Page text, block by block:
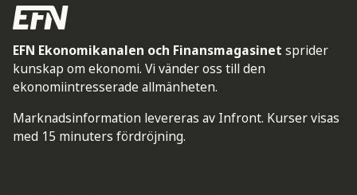
EFN Ekonomikanalen och Finansmagasinet sprider
kunskap om ekonomi. Vi vänder oss till den
ekonomiintresserade allmänheten.
Marknadsinformation levereras av Infront. Kurser visas
med 15 minuters fördröjning.